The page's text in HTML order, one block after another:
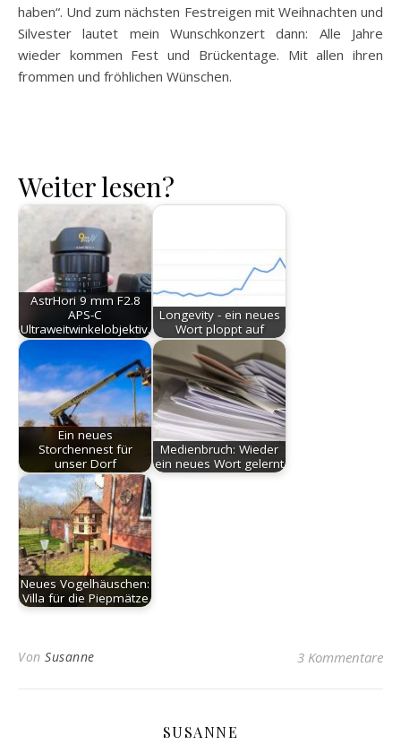
haben“. Und zum nächsten Festreigen mit Weihnachten und
Silvester lautet mein Wunschkonzert dann: Alle Jahre
wieder kommen Fest und Brückentage. Mit allen ihren
frommen und fröhlichen Wünschen.
Weiter lesen?
AstrHori 9 mm F2.8
APS-C
Ultraweitwinkelobjektiv…
Longevity - ein neues
Wort ploppt auf
Ein neues
Storchennest für
unser Dorf
Medienbruch: Wieder
ein neues Wort gelernt
Neues Vogelhäuschen:
Villa für die Piepmätze
Von Susanne 3 Kommentare
SUSANNE